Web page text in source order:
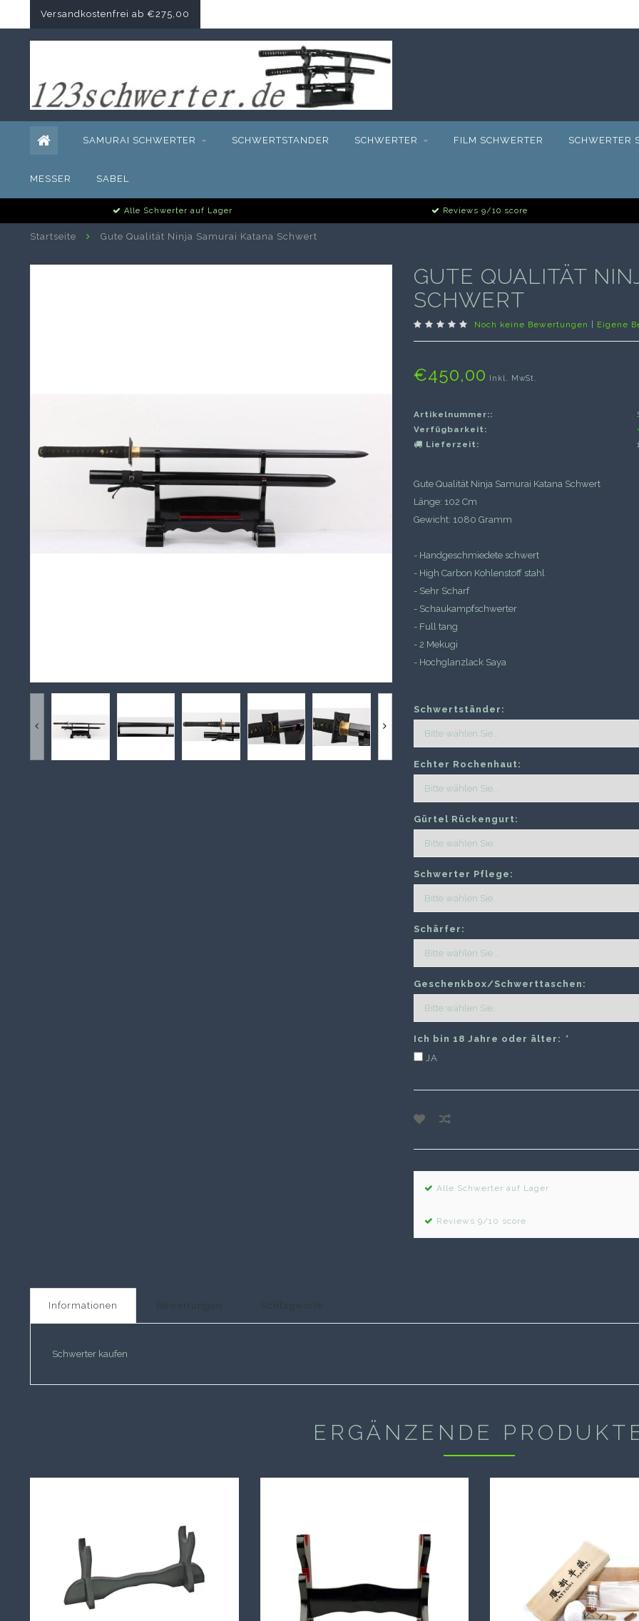
Versandkostenfrei ab €275,00
SAMURAI SCHWERTER SCHWERTSTANDER SCHWERTER FILM SCHWERTER SCHWERTER
MESSER SABEL
Alle Schwerter auf Lager Reviews 9/10 score
Startseite Gute Qualität Ninja Samurai Katana Schwert
GUTE QUALITÄT
SCHWERT
Noch keine Bewertungen Eigene
€450,00 Inkl. MwSt.
Artikelnummer::
Verfügbarkeit:
Lieferzeit:
Gute Qualität Ninja Samurai Katana Schwert
Länge: 102 Cm
Gewicht: 1080 Gramm
- Handgeschmiedete schwert
- High Carbon Kohlenstoff stahl
- Sehr Scharf
- Schaukampfschwerter
- Full tang
- 2 Mekugi
- Hochglanzlack Saya
Schwertständer:
Echter Rochenhaut:
Gürtel Rückengurt:
Schwerter Pflege:
Schärfer:
Geschenkbox/Schwerttaschen:
Ich bin 18 Jahre oder älter: *
JA
Alle Schwerter auf Lager
Reviews 9/10 score
Informationen Bewertungen Schlagworte
Schwerter kaufen
ERGÄNZENDE